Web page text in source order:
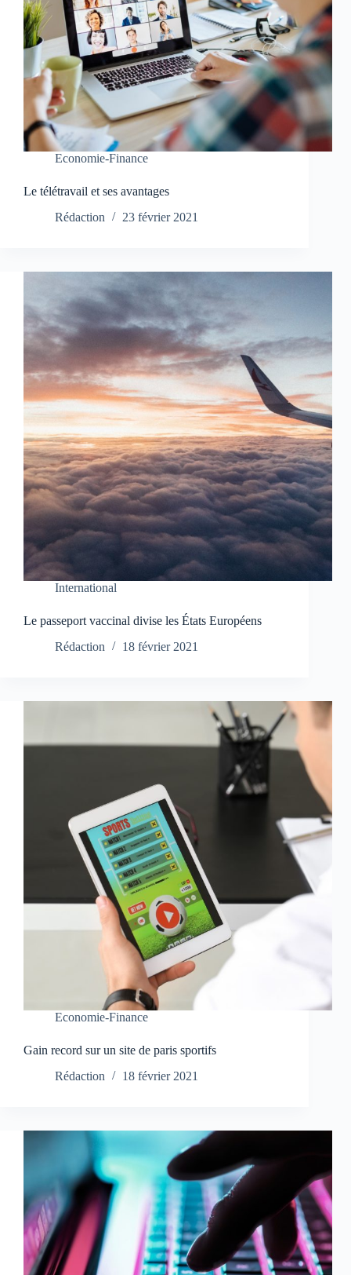
Economie-Finance
Le télétravail et ses avantages
Rédaction
23 février 2021
International
Le passeport vaccinal divise les États Européens
Rédaction
18 février 2021
Economie-Finance
Gain record sur un site de paris sportifs
Rédaction
18 février 2021